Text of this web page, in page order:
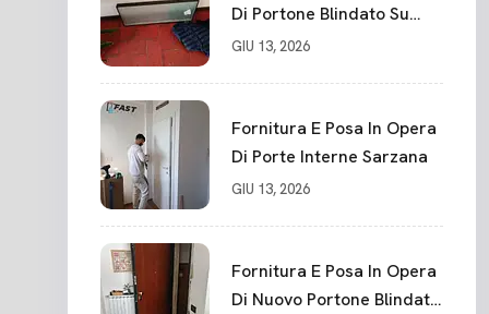
Di Portone Blindato Su
Misura In PVC, Panello
Punti La Spezia
GIU 13, 2026
Fornitura E Posa In Opera
Di Porte Interne Sarzana
GIU 13, 2026
Fornitura E Posa In Opera
Di Nuovo Portone Blindato